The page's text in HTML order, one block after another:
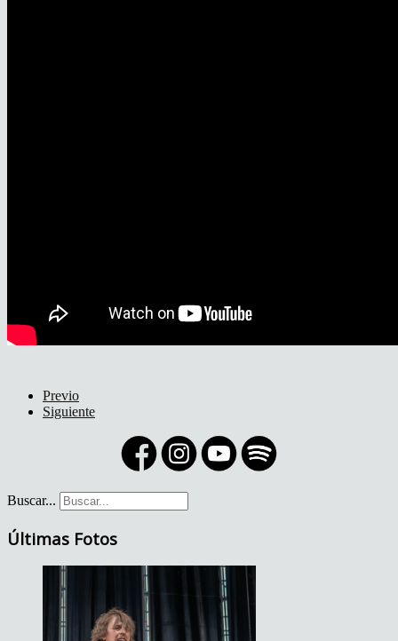
Previo
Siguiente
Buscar...
Últimas Fotos